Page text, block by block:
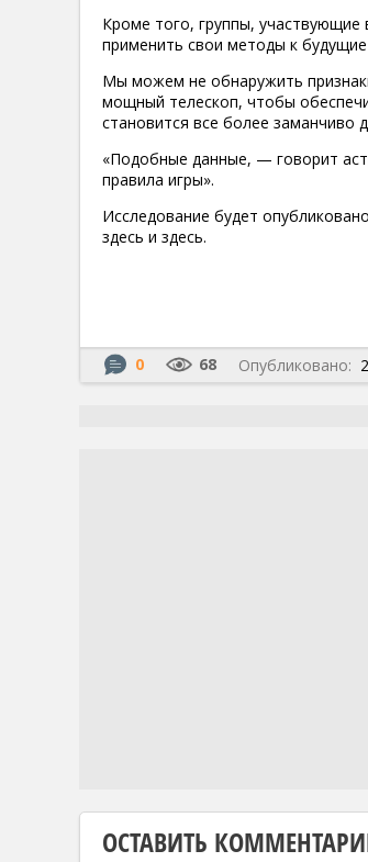
Кроме того, группы, участвующие
применить свои методы к
Мы можем не обнаружить
мощный телескоп, чтобы
становится все более заманчиво
«Подобные данные, — говорит
правила игры».
Исследование будет
здесь и здесь.
0 68 Опубликовано:
ОСТАВИТЬ